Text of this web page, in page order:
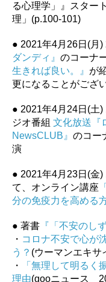
る心理学」』スター
理」(p.100-101)
● 2021年4月26日(月)
ダンディ』 のコーナ
生きれば良い。』 が
更になることがござ
● 2021年4月24日(土
ジオ番組 文化放送『
NewsCLUB』 のコー
演
● 2021年4月23日(金
て、オンライン講座
分の免疫力を高める
● 著書 『「不安のし
・ コロナ不安で心が
う？ (ウーマンエキ
・
「無理して明るく
理由(gooニュース